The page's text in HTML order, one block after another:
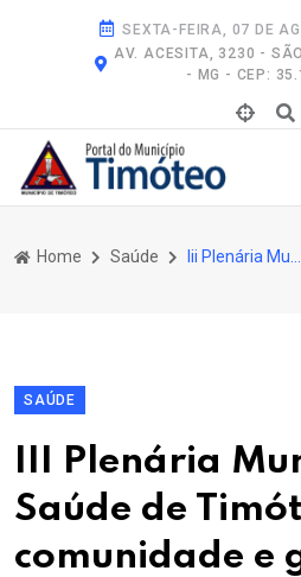
SEXTA-FEIRA, 07 DE
AV. ACESITA, 3230 -
- MG - CEP:
Home Saúde
SAÚDE
III Plenária
Saúde de
comunidade e